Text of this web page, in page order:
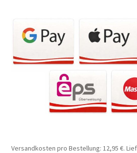
Versandkosten pro Bestellung: 12,95 €.